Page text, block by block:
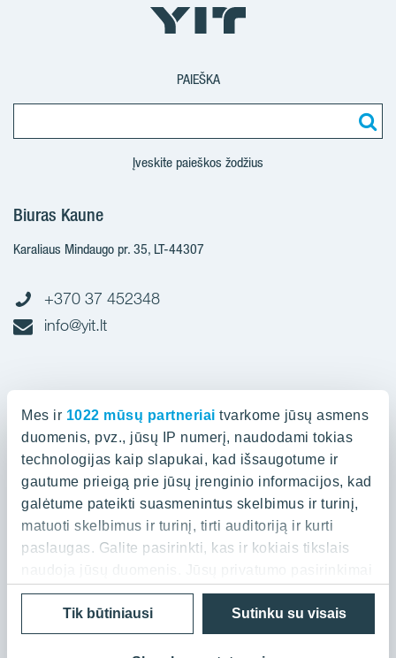
Mes ir 1022 mūsų partneriai tvarkome jūsų asmens
duomenis, pvz., jūsų IP numerį, naudodami tokias
technologijas kaip slapukai, kad išsaugotume ir
gautume prieigą prie jūsų įrenginio informacijos, kad
galėtume pateikti suasmenintus skelbimus ir turinį,
matuoti skelbimus ir turinį, tirti auditoriją ir kurti
paslaugas. Galite pasirinkti, kas ir kokiais tikslais
naudoja jūsų duomenis. Jūsų privatumo pasirinkimai
galioja tik šioje skaitmeninėje nuosavybėje, kurioje
pasirinkote. Savo sutikimą galite bet kada pakeisti
arba atšaukti spustelėję nuorodą į poraštę arba
Sutinku su visais
Tik būtiniausi
PAIEŠKA
Įveskite paieškos žodžius
Biuras Kaune
Karaliaus Mindaugo pr. 35, LT-44307
+370 37 452348
info@yit.lt
Spaudos g. 7, LT-05132
+370 52 388836
info@yit.lt